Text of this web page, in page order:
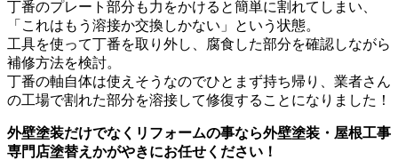
丁番のプレート部分も力をかけると簡単に割れてしまい、
「これはもう溶接か交換しかない」という状態。
工具を使って丁番を取り外し、腐食した部分を確認しながら
補修方法を検討。
丁番の軸自体は使えそうなのでひとまず持ち帰り、業者さん
の工場で割れた部分を溶接して修復することになりました！
外壁塗装だけでなくリフォームの事なら外壁塗装・屋根工事
専門店塗替えかがやきにお任せください！